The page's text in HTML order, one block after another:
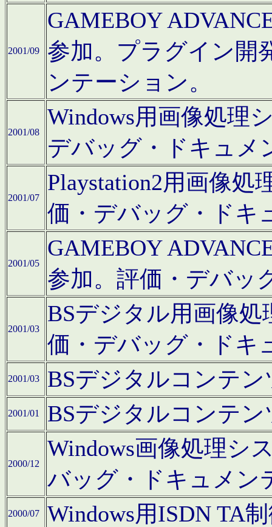
2001/09
GAMEBOY
参加。プラグイン開
ンテーション。
2001/08
Windows用画像処理
デバッグ・ドキュメ
2001/07
Playstation2用画像
価・デバッグ・ドキ
2001/05
GAMEBOY
参加。評価・デバッ
2001/03
BSデジタル用画像
価・デバッグ・ドキ
2001/03 BSデジタルコンテ
2001/01 BSデジタルコンテ
2000/12
Windows画像処理シ
バッグ・ドキュメン
2000/07 Windows用ISDN TA